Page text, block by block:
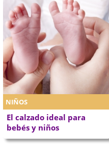
NIÑOS
El calzado ideal para
bebés y niños